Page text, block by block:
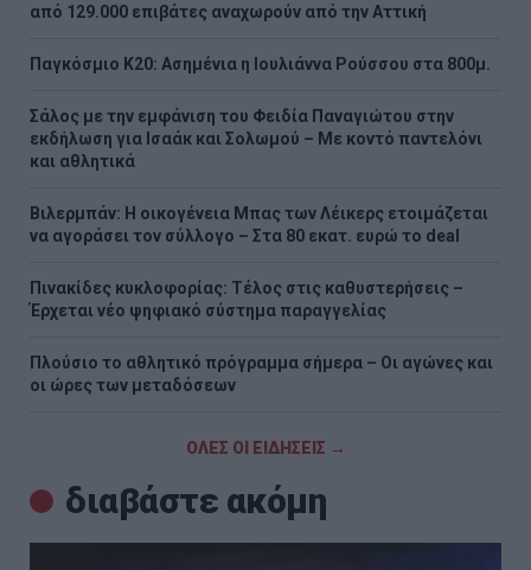
από 129.000 επιβάτες αναχωρούν από την Αττική
Παγκόσμιο Κ20: Ασημένια η Ιουλιάννα Ρούσσου στα 800μ.
Σάλος με την εμφάνιση του Φειδία Παναγιώτου στην
εκδήλωση για Ισαάκ και Σολωμού – Με κοντό παντελόνι
και αθλητικά
Βιλερμπάν: Η οικογένεια Μπας των Λέικερς ετοιμάζεται
να αγοράσει τον σύλλογο – Στα 80 εκατ. ευρώ το deal
Πινακίδες κυκλοφορίας: Τέλος στις καθυστερήσεις –
Έρχεται νέο ψηφιακό σύστημα παραγγελίας
Πλούσιο το αθλητικό πρόγραμμα σήμερα – Οι αγώνες και
οι ώρες των μεταδόσεων
ΟΛΕΣ ΟΙ ΕΙΔΗΣΕΙΣ →
διαβάστε ακόμη